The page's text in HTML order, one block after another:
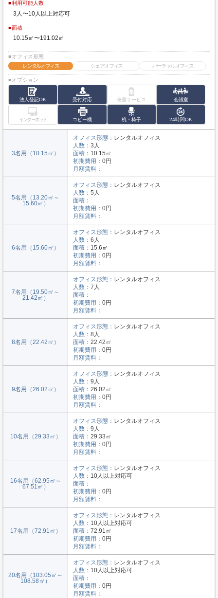
■利用可能人数
3人〜10人以上対応可
■面積
10.15㎡〜191.02㎡
■オフィス形態
レンタルオフィス
シェアオフィス バーチャルオフィス
■オプション
法人登記OK 受付対応 秘書サービス 会議室
インターネット コピー機 机・椅子 24時間OK
3名用（10.15㎡）
オフィス形態： レンタルオフィス
人数： 3人
面積： 10.15㎡
初期費用： 0円
月額賃料：
5名用（13.20㎡～
15.60㎡）
オフィス形態： レンタルオフィス
人数： 5人
面積：
初期費用： 0円
月額賃料：
6名用（15.60㎡）
オフィス形態： レンタルオフィス
人数： 6人
面積： 15.6㎡
初期費用： 0円
月額賃料：
7名用（19.50㎡～
21.42㎡）
オフィス形態： レンタルオフィス
人数： 7人
面積：
初期費用： 0円
月額賃料：
8名用（22.42㎡）
オフィス形態： レンタルオフィス
人数： 8人
面積： 22.42㎡
初期費用： 0円
月額賃料：
9名用（26.02㎡）
オフィス形態： レンタルオフィス
人数： 9人
面積： 26.02㎡
初期費用： 0円
月額賃料：
10名用（29.33㎡）
オフィス形態： レンタルオフィス
人数： 9人
面積： 29.33㎡
初期費用： 0円
月額賃料：
16名用（62.95㎡～
67.51㎡）
オフィス形態： レンタルオフィス
人数： 10人以上対応可
面積：
初期費用： 0円
月額賃料：
17名用（72.91㎡）
オフィス形態： レンタルオフィス
人数： 10人以上対応可
面積： 72.91㎡
初期費用： 0円
月額賃料：
20名用（103.05㎡～
108.58㎡）
オフィス形態： レンタルオフィス
人数： 10人以上対応可
面積：
初期費用： 0円
月額賃料：